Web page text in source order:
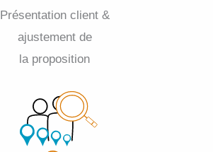
Présentation client &
ajustement de
la proposition